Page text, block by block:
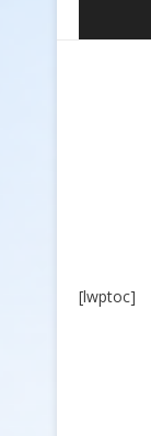
[lwptoc]